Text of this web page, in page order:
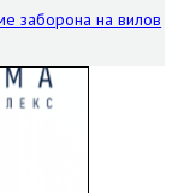
заборона на вилов